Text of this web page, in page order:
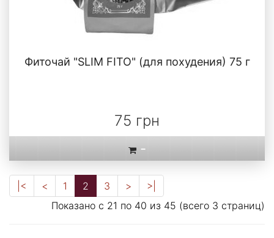
Фиточай "SLIM FITO" (для похудения) 75 г
75 грн
-
|< < 1 2 3 >
>|
Показано с 21 по 40 из 45 (всего 3 страниц)